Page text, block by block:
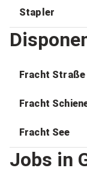
Stapler
Fracht Straße
Fracht
Fracht See
Jobs in